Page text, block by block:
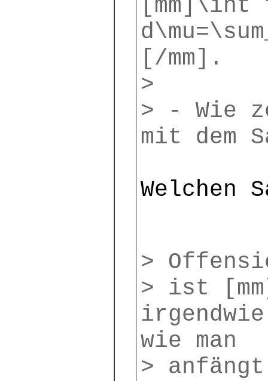
[mm]\int
[/mm].
>
> - Wie
mit dem
Welchen
>
> ist
wie man
>